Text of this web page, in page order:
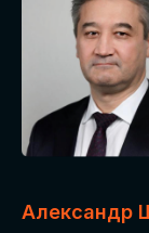
Александр